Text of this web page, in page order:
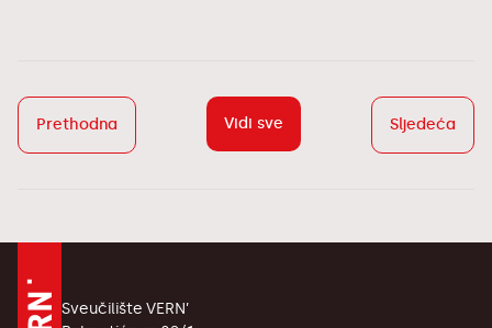
Prethodna Vidi sve Sljedeća
Sveučilište VERN’